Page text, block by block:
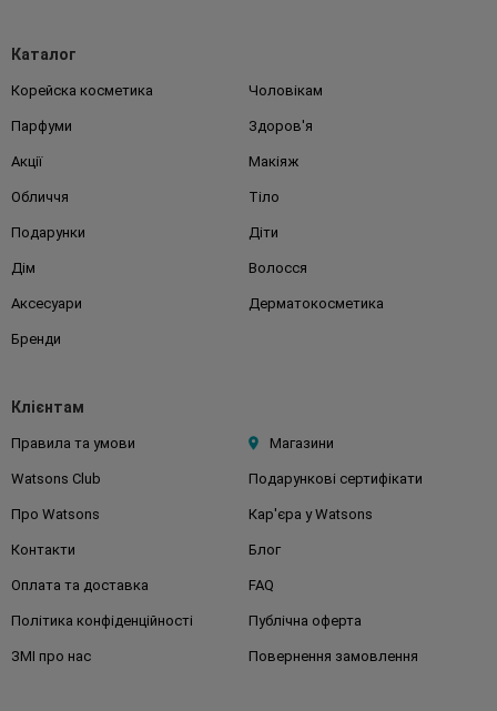
Каталог
Корейска косметика Чоловікам
Парфуми Здоров'я
Акції Макіяж
Обличчя Тіло
Подарунки Діти
Дім Волосся
Аксесуари Дерматокосметика
Бренди
Клієнтам
Правила та умови Магазини
Watsons Club Подарункові сертифікати
Про Watsons Кар'єра у Watsons
Контакти Блог
Оплата та доставка FAQ
Політика конфіденційності Публічна оферта
ЗМІ про нас Повернення замовлення